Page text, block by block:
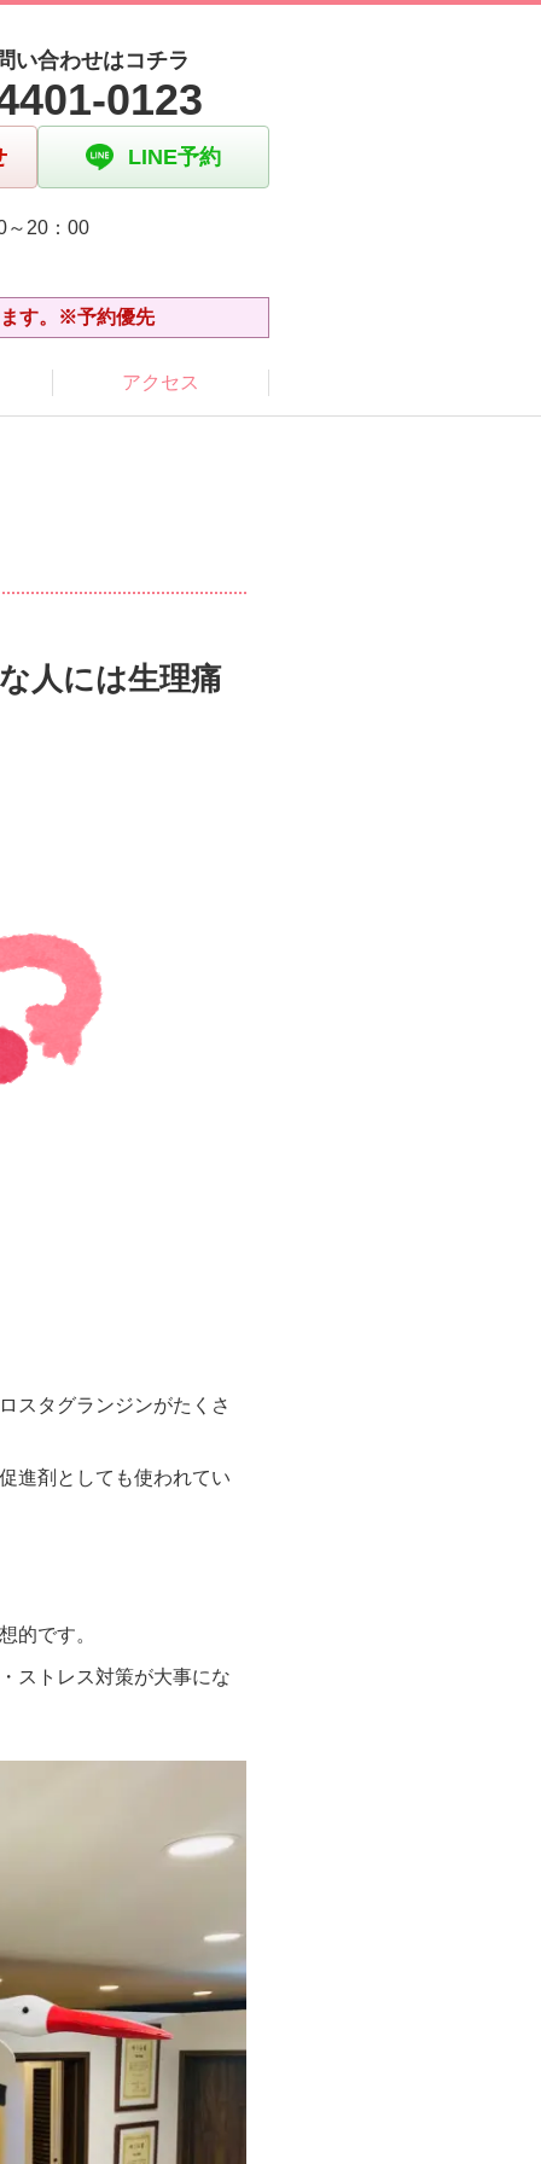
い合わせはコチラ
0123
LINE予約
～20：00
ます。※予約優先
アクセス
人には生理痛
スタグランジンがたくさ
進剤としても使われてい
的です。
ストレス対策が大事にな